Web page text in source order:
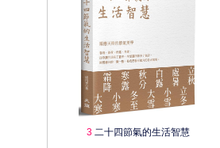
3二十四節氣的生活智慧